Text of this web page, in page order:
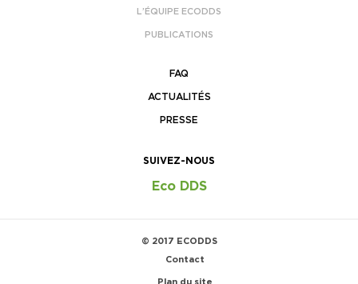
L’ÉQUIPE ECODDS
PUBLICATIONS
FAQ
ACTUALITÉS
PRESSE
SUIVEZ-NOUS
Eco DDS
© 2017 ECODDS
Contact
Plan du site